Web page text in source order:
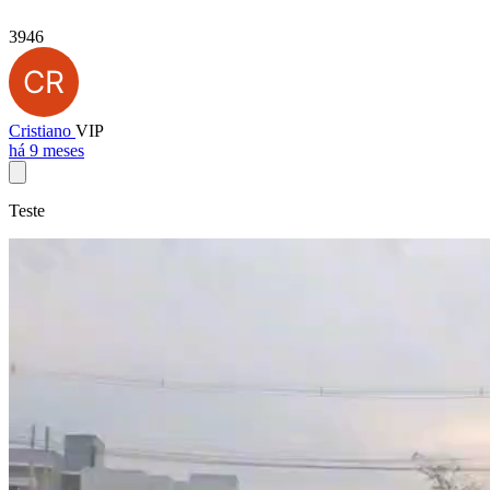
3946
Cristiano VIP
há 9 meses
Teste